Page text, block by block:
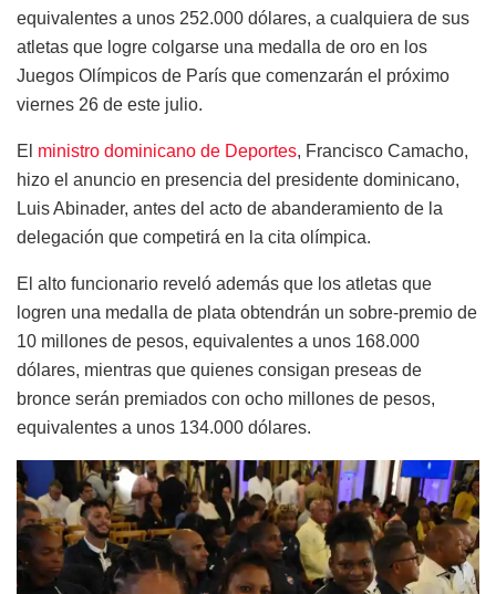
equivalentes a unos 252.000 dólares, a cualquiera de sus
atletas que logre colgarse una medalla de oro en los
Juegos Olímpicos de París que comenzarán el próximo
viernes 26 de este julio.
El ministro dominicano de Deportes, Francisco Camacho,
hizo el anuncio en presencia del presidente dominicano,
Luis Abinader, antes del acto de abanderamiento de la
delegación que competirá en la cita olímpica.
El alto funcionario reveló además que los atletas que
logren una medalla de plata obtendrán un sobre-premio de
10 millones de pesos, equivalentes a unos 168.000
dólares, mientras que quienes consigan preseas de
bronce serán premiados con ocho millones de pesos,
equivalentes a unos 134.000 dólares.